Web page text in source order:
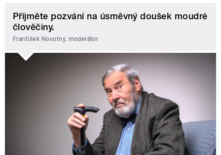
Přijměte pozvání na úsměvný doušek moudré
člověčiny.
František Novotný, moderátor